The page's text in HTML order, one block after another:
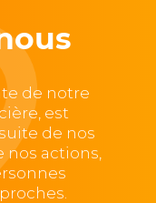
de notre
est
de nos
actions,